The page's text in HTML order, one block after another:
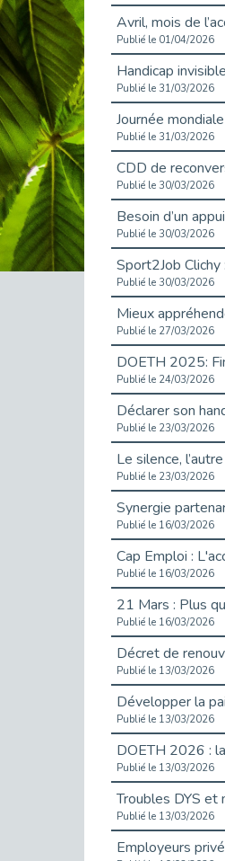
Publié le 01/04/2026
Publié le 31/03/2026
Publié le 31/03/2026
Publié le 30/03/2026
Publié le 30/03/2026
Publié le 30/03/2026
Publié le 27/03/2026
Publié le 24/03/2026
Publié le 23/03/2026
Publié le 23/03/2026
Publié le 16/03/2026
Publié le 16/03/2026
Publié le 16/03/2026
Publié le 13/03/2026
Publié le 13/03/2026
Publié le 13/03/2026
Publié le 13/03/2026